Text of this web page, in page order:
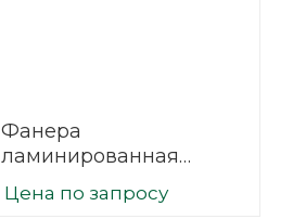
Фанера
ламинированная
(ФОФ) 6 мм 3000х1500
мм F/F сорт 1/1
Цена по запросу